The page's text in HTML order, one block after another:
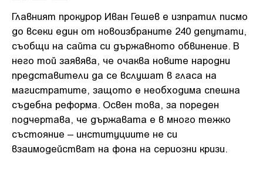
Главният прокурор Иван Гешев е изпратил писмо
до всеки един от новоизбраните 240 депутати,
съобщи на сайта си държавното обвинение. В
него той заявява, че очаква новите народни
представители да се вслушат в гласа на
магистратите, защото е необходима спешна
съдебна реформа. Освен това, за пореден
подчертава, че държавата е в много тежко
състояние – институциите не си
взаимодействат на фона на сериозни кризи.